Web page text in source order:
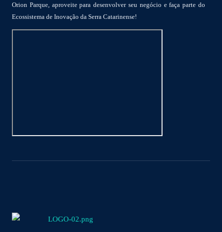
Orion Parque, aproveite para desenvolver seu negócio e faça parte do
Ecossistema de Inovação da Serra Catarinense!